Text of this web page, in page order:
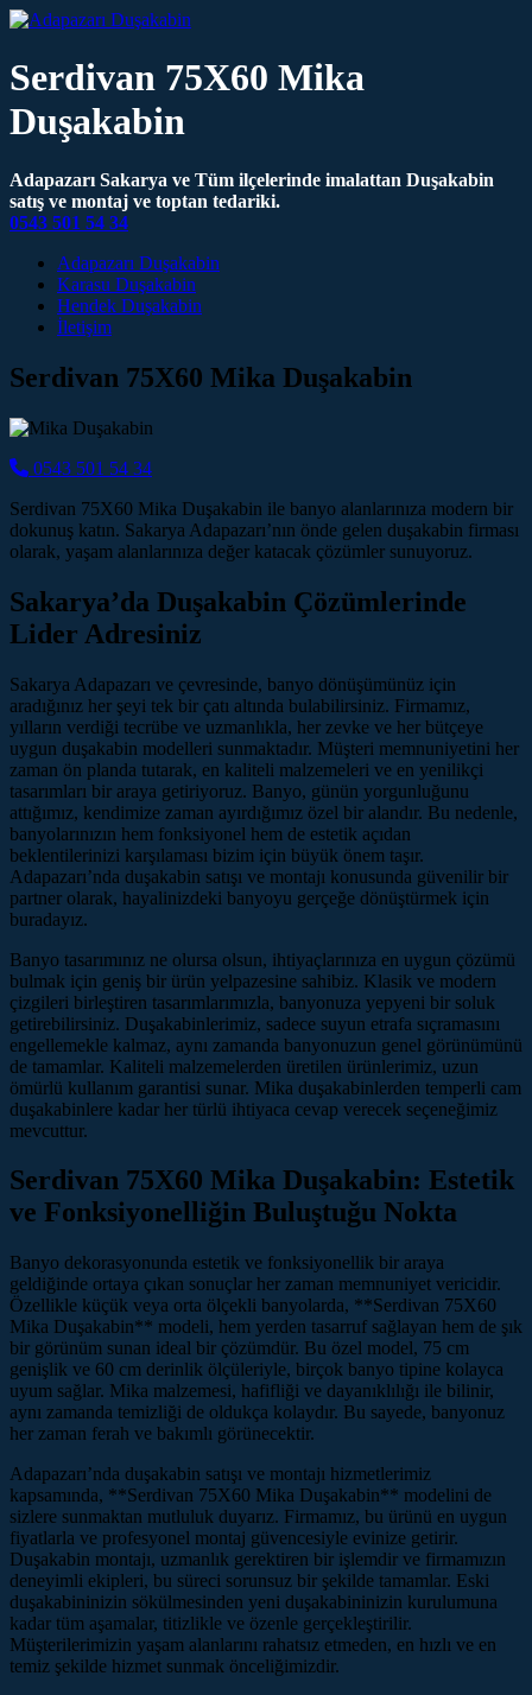
Serdivan 75X60 Mika
Duşakabin
Adapazarı Sakarya ve Tüm ilçelerinde imalattan Duşakabin
satış ve montaj ve toptan tedariki.
0543 501 54 34
Main Navigation
Adapazarı Duşakabin
Karasu Duşakabin
Hendek Duşakabin
İletişim
Serdivan 75X60 Mika Duşakabin
0543 501 54 34
Serdivan 75X60 Mika Duşakabin ile banyo alanlarınıza modern bir
dokunuş katın. Sakarya Adapazarı’nın önde gelen duşakabin firması
olarak, yaşam alanlarınıza değer katacak çözümler sunuyoruz.
Sakarya’da Duşakabin Çözümlerinde
Lider Adresiniz
Sakarya Adapazarı ve çevresinde, banyo dönüşümünüz için
aradığınız her şeyi tek bir çatı altında bulabilirsiniz. Firmamız,
yılların verdiği tecrübe ve uzmanlıkla, her zevke ve her bütçeye
uygun duşakabin modelleri sunmaktadır. Müşteri memnuniyetini her
zaman ön planda tutarak, en kaliteli malzemeleri ve en yenilikçi
tasarımları bir araya getiriyoruz. Banyo, günün yorgunluğunu
attığımız, kendimize zaman ayırdığımız özel bir alandır. Bu nedenle,
banyolarınızın hem fonksiyonel hem de estetik açıdan
beklentilerinizi karşılaması bizim için büyük önem taşır.
Adapazarı’nda duşakabin satışı ve montajı konusunda güvenilir bir
partner olarak, hayalinizdeki banyoyu gerçeğe dönüştürmek için
buradayız.
Banyo tasarımınız ne olursa olsun, ihtiyaçlarınıza en uygun çözümü
bulmak için geniş bir ürün yelpazesine sahibiz. Klasik ve modern
çizgileri birleştiren tasarımlarımızla, banyonuza yepyeni bir soluk
getirebilirsiniz. Duşakabinlerimiz, sadece suyun etrafa sıçramasını
engellemekle kalmaz, aynı zamanda banyonuzun genel görünümünü
de tamamlar. Kaliteli malzemelerden üretilen ürünlerimiz, uzun
ömürlü kullanım garantisi sunar. Mika duşakabinlerden temperli cam
duşakabinlere kadar her türlü ihtiyaca cevap verecek seçeneğimiz
mevcuttur.
Serdivan 75X60 Mika Duşakabin: Estetik
ve Fonksiyonelliğin Buluştuğu Nokta
Banyo dekorasyonunda estetik ve fonksiyonellik bir araya
geldiğinde ortaya çıkan sonuçlar her zaman memnuniyet vericidir.
Özellikle küçük veya orta ölçekli banyolarda, **Serdivan 75X60
Mika Duşakabin** modeli, hem yerden tasarruf sağlayan hem de şık
bir görünüm sunan ideal bir çözümdür. Bu özel model, 75 cm
genişlik ve 60 cm derinlik ölçüleriyle, birçok banyo tipine kolayca
uyum sağlar. Mika malzemesi, hafifliği ve dayanıklılığı ile bilinir,
aynı zamanda temizliği de oldukça kolaydır. Bu sayede, banyonuz
her zaman ferah ve bakımlı görünecektir.
Adapazarı’nda duşakabin satışı ve montajı hizmetlerimiz
kapsamında, **Serdivan 75X60 Mika Duşakabin** modelini de
sizlere sunmaktan mutluluk duyarız. Firmamız, bu ürünü en uygun
fiyatlarla ve profesyonel montaj güvencesiyle evinize getirir.
Duşakabin montajı, uzmanlık gerektiren bir işlemdir ve firmamızın
deneyimli ekipleri, bu süreci sorunsuz bir şekilde tamamlar. Eski
duşakabininizin sökülmesinden yeni duşakabininizin kurulumuna
kadar tüm aşamalar, titizlikle ve özenle gerçekleştirilir.
Müşterilerimizin yaşam alanlarını rahatsız etmeden, en hızlı ve en
temiz şekilde hizmet sunmak önceliğimizdir.